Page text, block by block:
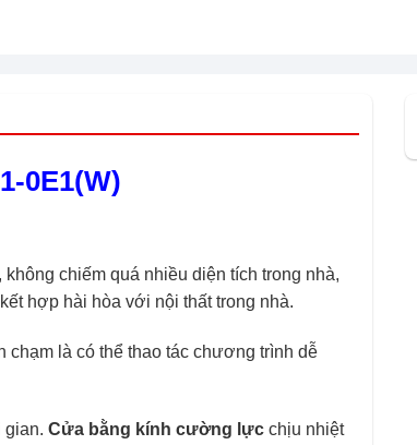
0E1(W)
chiếm quá nhiều diện tích trong nhà,
hợp hài hòa với nội thất trong nhà.
chạm là có thể thao tác chương trình dễ
gian. Cửa bằng kính cường lực chịu nhiệt